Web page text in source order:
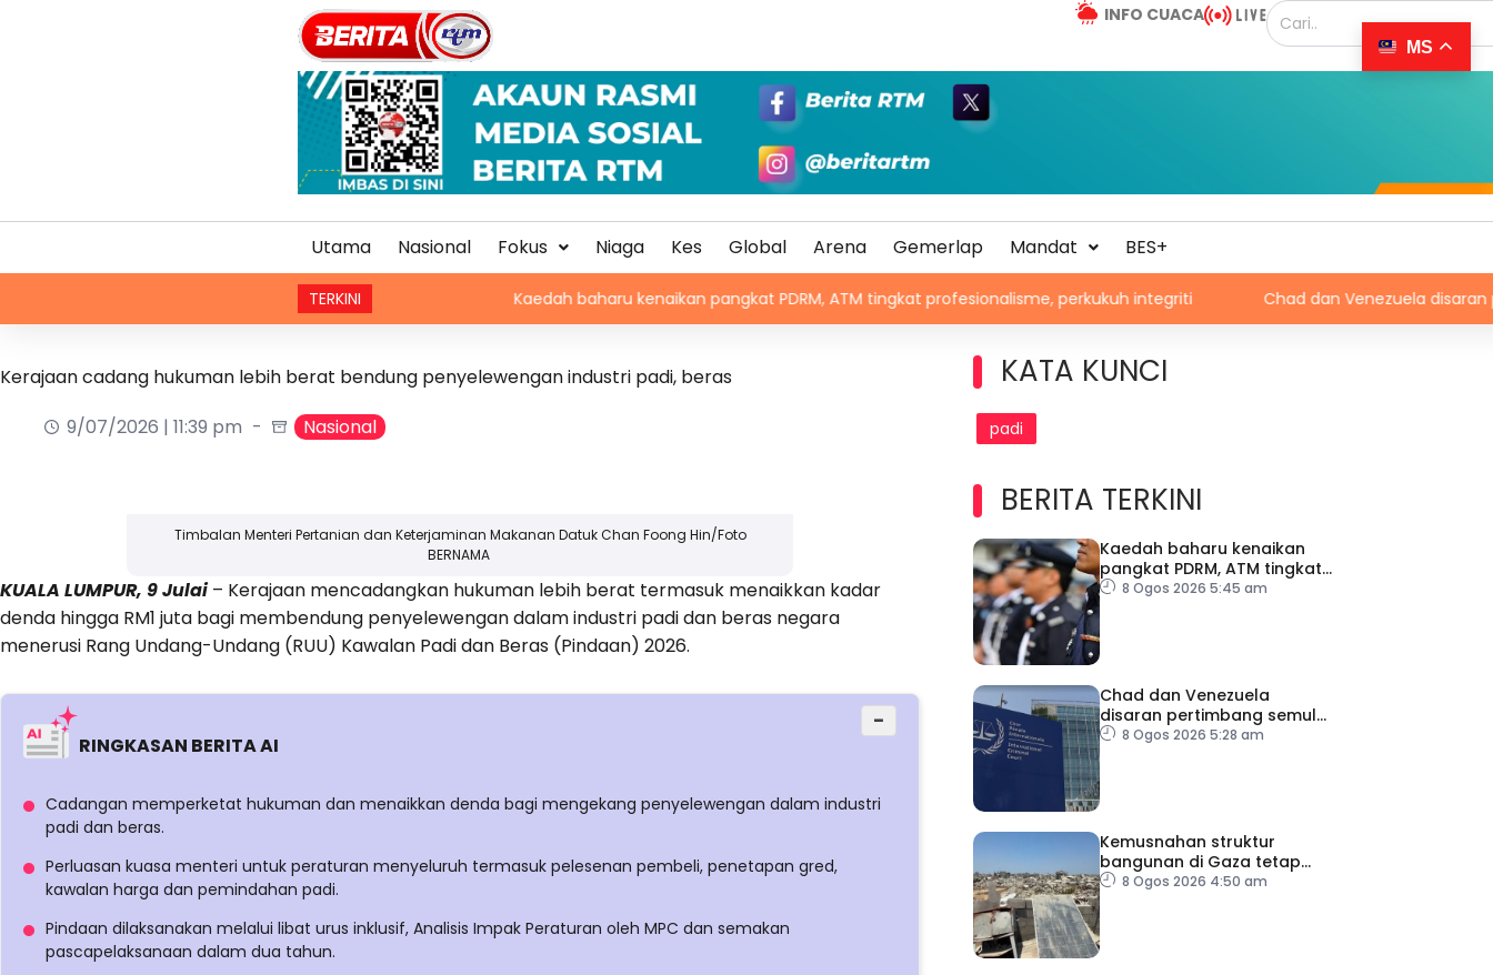
INFO CUACA
Utama Nasional Fokus Niaga Kes Global Arena Gemerlap Mandat BES+
TERKINI Kaedah baharu kenaikan pangkat PDRM, ATM tingkat profesionalisme, perkukuh integriti Chad dan Venezuela disaran pertimbang
Kerajaan cadang hukuman lebih berat bendung penyelewengan industri padi, beras
9/07/2026 | 11:39 pm
Nasional
Timbalan Menteri Pertanian dan Keterjaminan Makanan Datuk Chan Foong Hin/Foto
BERNAMA
KUALA LUMPUR, 9 Julai– Kerajaan mencadangkan hukuman lebih berat termasuk menaikkan kadar
denda hingga RM1 juta bagi membendung penyelewengan dalam industri padi dan beras negara
menerusi Rang Undang-Undang (RUU) Kawalan Padi dan Beras (Pindaan) 2026.
RINGKASAN BERITA AI
−
Cadangan memperketat hukuman dan menaikkan denda bagi mengekang penyelewengan dalam industri
padi dan beras.
Perluasan kuasa menteri untuk peraturan menyeluruh termasuk pelesenan pembeli, penetapan gred,
kawalan harga dan pemindahan padi.
Pindaan dilaksanakan melalui libat urus inklusif, Analisis Impak Peraturan oleh MPC dan semakan
pascapelaksanaan dalam dua tahun.
KATA KUNCI
padi
BERITA TERKINI
Kaedah baharu kenaikan
pangkat PDRM, ATM tingkat
profesionalisme, perkukuh
8 Ogos 2026 5:45 am
Chad dan Venezuela
disaran pertimbang semula
keputusan tarik diri
8 Ogos 2026 5:28 am
Kemusnahan struktur
bangunan di Gaza tetap
catat peningkatan
8 Ogos 2026 4:50 am
MS